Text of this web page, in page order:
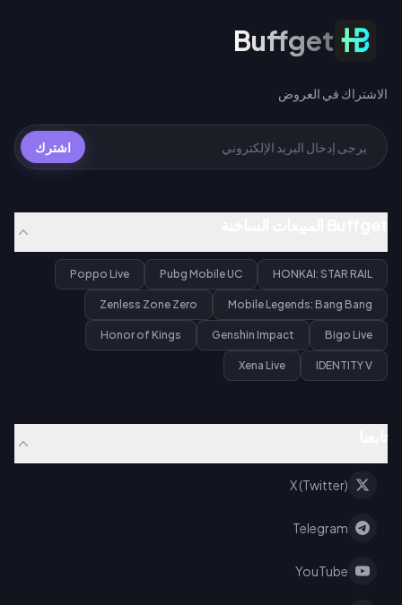
الاشتراك في العروضBuffget
الاشتراك في العروض
اشترك
HONKAI: STAR RAIL
Pubg Mobile UC
Poppo Live
Mobile Legends: Bang Bang
Zenless Zone Zero
Bigo Live
Genshin Impact
Honor of Kings
IDENTITY V
Xena Live
X (Twitter)
Telegram
YouTube